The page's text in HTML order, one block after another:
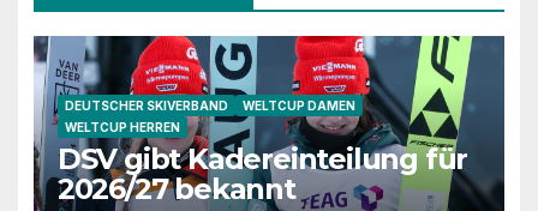
DEUTSCHER SKIVERBAND
WELTCUP DAMEN
WELTCUP HERREN
DSV gibt Kadereinteilung für
2026/27 bekannt